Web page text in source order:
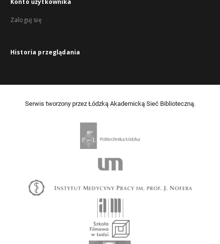
Konto użytkownika
Zaloguj się
Historia przeglądania
Serwis tworzony przez Łódzką Akademicką Sieć Biblioteczną.